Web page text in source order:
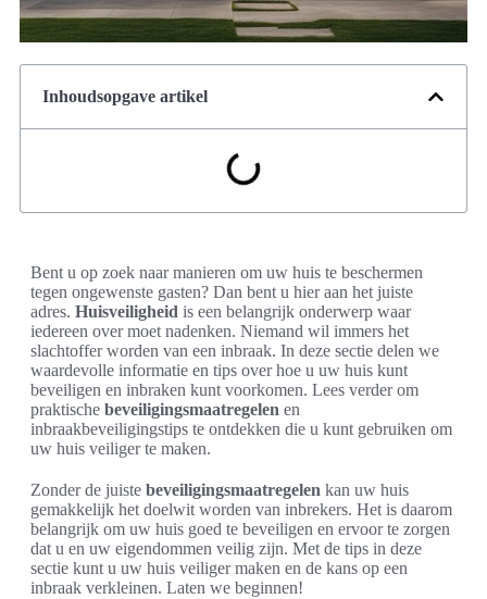
Inhoudsopgave artikel
Bent u op zoek naar manieren om uw huis te beschermen
tegen ongewenste gasten? Dan bent u hier aan het juiste
adres. Huisveiligheid is een belangrijk onderwerp waar
iedereen over moet nadenken. Niemand wil immers het
slachtoffer worden van een inbraak. In deze sectie delen we
waardevolle informatie en tips over hoe u uw huis kunt
beveiligen en inbraken kunt voorkomen. Lees verder om
praktische beveiligingsmaatregelen en
inbraakbeveiligingstips te ontdekken die u kunt gebruiken om
uw huis veiliger te maken.
Zonder de juiste beveiligingsmaatregelen kan uw huis
gemakkelijk het doelwit worden van inbrekers. Het is daarom
belangrijk om uw huis goed te beveiligen en ervoor te zorgen
dat u en uw eigendommen veilig zijn. Met de tips in deze
sectie kunt u uw huis veiliger maken en de kans op een
inbraak verkleinen. Laten we beginnen!